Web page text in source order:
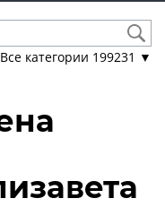
Все категории 199231 ▼